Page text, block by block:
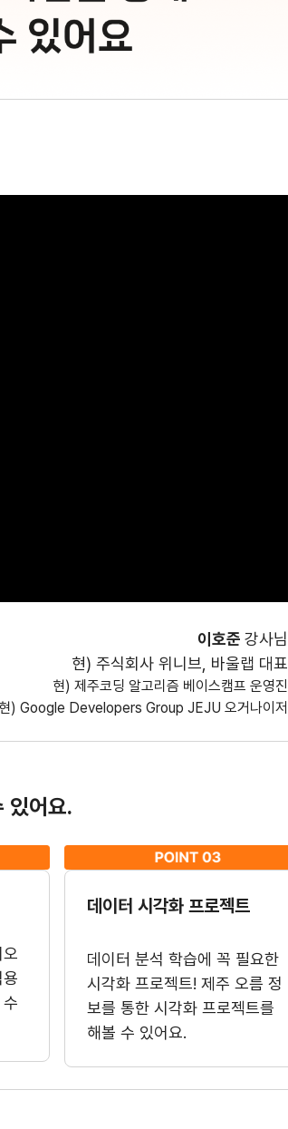
이호준 강사님
현) 주식회사 위니브, 바울랩 대표
현) 제주코딩 알고리즘 베이스캠프 운영진
현) Google Developers Group JEJU 오거나이저
있어요.
데이터 시각화 프로젝트
데이터 분석 학습에 꼭 필요한
시각화 프로젝트! 제주 오름 정
보를 통한 시각화 프로젝트를
해볼 수 있어요.